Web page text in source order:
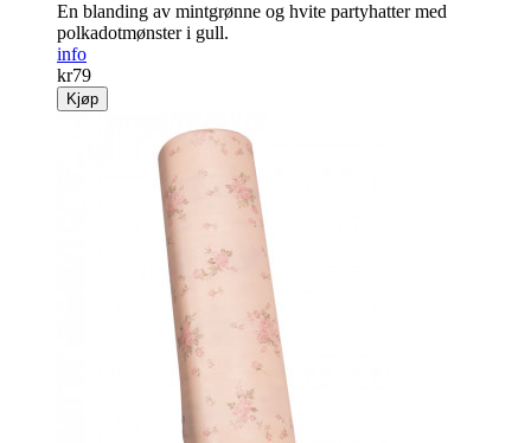
En blanding av mintgrønne og hvite partyhatter med
polkadotmønster i gull.
info
kr79
Kjøp